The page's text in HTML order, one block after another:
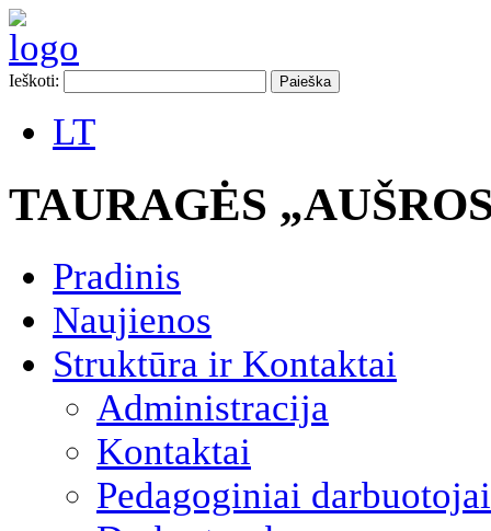
Ieškoti:
LT
TAURAGĖS
Pradinis
Naujienos
Struktūra ir Kontaktai
Administracija
Kontaktai
Pedagoginiai darbuotojai